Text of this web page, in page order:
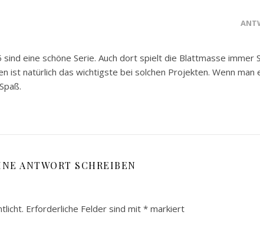
sind eine schöne Serie. Auch dort spielt die Blattmasse immer
ist natürlich das wichtigste bei solchen Projekten. Wenn man
ANTWORT SCHREIBEN
Erforderliche Felder sind mit * markiert